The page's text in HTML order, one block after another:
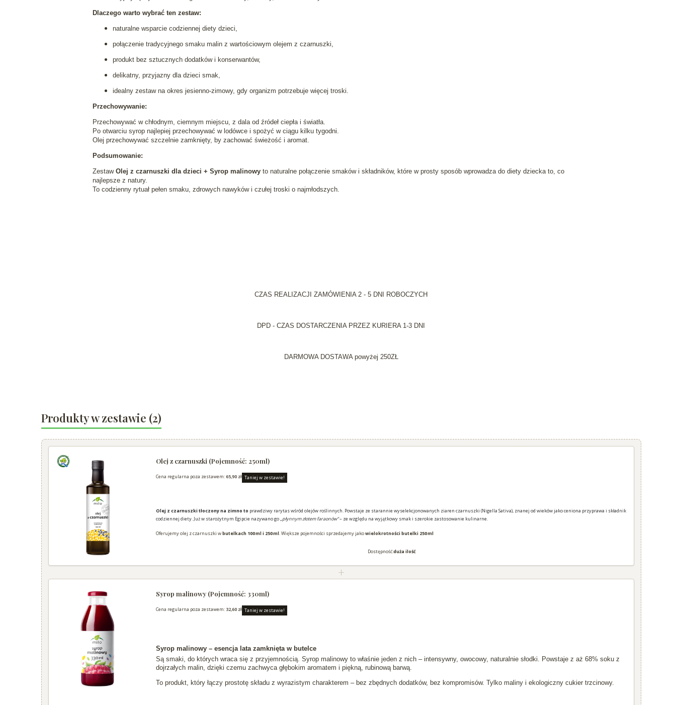
Dlaczego warto wybrać ten zestaw:
naturalne wsparcie codziennej diety dzieci,
połączenie tradycyjnego smaku malin z wartościowym olejem z czarnuszki,
produkt bez sztucznych dodatków i konserwantów,
delikatny, przyjazny dla dzieci smak,
idealny zestaw na okres jesienno-zimowy, gdy organizm potrzebuje więcej troski.
Przechowywanie:
Przechowywać w chłodnym, ciemnym miejscu, z dala od źródeł ciepła i światła.
Po otwarciu syrop najlepiej przechowywać w lodówce i spożyć w ciągu kilku tygodni.
Olej przechowywać szczelnie zamknięty, by zachować świeżość i aromat.
Podsumowanie:
ZestawOlej z czarnuszki dla dzieci + Syrop malinowy to naturalne połączenie smaków i składników, które w prosty sposób wprowadza do diety dziecka to, co
najlepsze z natury.
To codzienny rytuał pełen smaku, zdrowych nawyków i czułej troski o najmłodszych.
CZAS REALIZACJI ZAMÓWIENIA 2 - 5 DNI ROBOCZYCH
DPD - CZAS DOSTARCZENIA PRZEZ KURIERA 1-3 DNI
DARMOWA DOSTAWA powyżej 250ZŁ
Produkty w zestawie (2)
Olej z czarnuszki (Pojemność: 250ml)
Cena regularna poza zestawem: 65,90 zł Taniej w zestawie!
Olej z czarnuszki tłoczony na zimno to prawdziwy rarytas wśród olejów roślinnych. Powstaje ze starannie wyselekcjonowanych ziaren czarnuszki (Nigella Sativa), znanej od wieków jako ceniona przyprawa i składnik
codziennej diety. Już w starożytnym Egipcie nazywano go„płynnym złotem faraonów”– ze względu na wyjątkowy smak i szerokie zastosowanie kulinarne.
Oferujemy olej z czarnuszki wbutelkach 100 ml i 250 ml. Większe pojemności sprzedajemy jakowielokrotności butelki 250 ml
Dostępność:duża ilość
+
Syrop malinowy (Pojemność: 330ml)
Cena regularna poza zestawem: 32,60 zł Taniej w zestawie!
Syrop malinowy – esencja lata zamknięta w butelce
Są smaki, do których wraca się z przyjemnością. Syrop malinowy to właśnie jeden z nich – intensywny, owocowy, naturalnie słodki. Powstaje z aż 68% soku z
dojrzałych malin, dzięki czemu zachwyca głębokim aromatem i piękną, rubinową barwą.
To produkt, który łączy prostotę składu z wyrazistym charakterem – bez zbędnych dodatków, bez kompromisów. Tylko maliny i ekologiczny cukier trzcinowy.